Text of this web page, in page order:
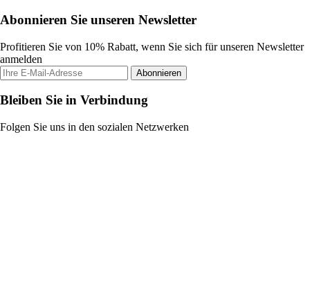
Abonnieren Sie unseren Newsletter
Profitieren Sie von 10% Rabatt, wenn Sie sich für unseren Newsletter
anmelden
Abonnieren
Bleiben Sie in Verbindung
Folgen Sie uns in den sozialen Netzwerken